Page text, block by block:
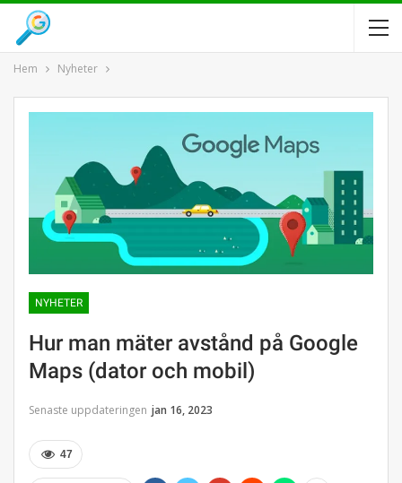
Hem Nyheter
NYHETER
Hur man mäter avstånd på Google
Maps (dator och mobil)
Senaste uppdateringen jan 16, 2023
47